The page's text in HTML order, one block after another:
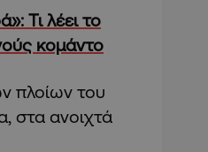
Τι λέει το
κομάντο
πλοίων του
στα ανοιχτά